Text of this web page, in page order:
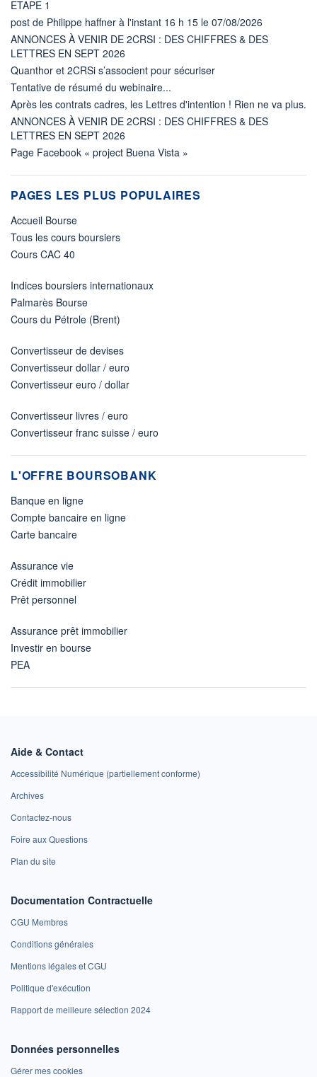
ETAPE 1
post de Philippe haffner à l'instant 16 h 15 le 07/08/2026
ANNONCES À VENIR DE 2CRSI : DES CHIFFRES & DES
LETTRES EN SEPT 2026
Quanthor et 2CRSi s’associent pour sécuriser
Tentative de résumé du webinaire...
Après les contrats cadres, les Lettres d'intention ! Rien ne va plus.
ANNONCES À VENIR DE 2CRSI : DES CHIFFRES & DES
LETTRES EN SEPT 2026
Page Facebook « project Buena Vista »
PAGES LES PLUS POPULAIRES
Accueil Bourse
Tous les cours boursiers
Cours CAC 40
Indices boursiers internationaux
Palmarès Bourse
Cours du Pétrole (Brent)
Convertisseur de devises
Convertisseur dollar / euro
Convertisseur euro / dollar
Convertisseur livres / euro
Convertisseur franc suisse / euro
L'OFFRE BOURSOBANK
Banque en ligne
Compte bancaire en ligne
Carte bancaire
Assurance vie
Crédit immobilier
Prêt personnel
Assurance prêt immobilier
Investir en bourse
PEA
Aide & Contact
Accessibilité Numérique (partiellement conforme)
Archives
Contactez-nous
Foire aux Questions
Plan du site
Documentation Contractuelle
CGU Membres
Conditions générales
Mentions légales et CGU
Politique d'exécution
Rapport de meilleure sélection 2024
Données personnelles
Gérer mes cookies